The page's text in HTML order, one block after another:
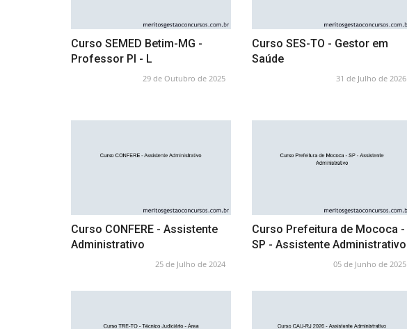
Curso SEMED Betim-MG -
Professor PI - L
29 de Outubro de 2025
Curso SES-TO - Gestor em
Saúde
31 de Julho de 2026
Curso CONFERE - Assistente
Administrativo
25 de Julho de 2024
Curso Prefeitura de Mococa -
SP - Assistente Administrativo
05 de Junho de 2025